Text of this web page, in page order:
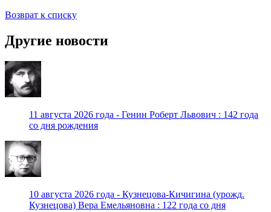
Возврат к списку
Другие новости
11 августа 2026 года - Генин Роберт Львович : 142 года
со дня рождения
10 августа 2026 года - Кузнецова-Кичигина (урожд.
Кузнецова) Вера Емельяновна : 122 года со дня